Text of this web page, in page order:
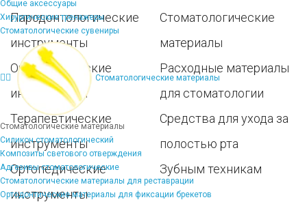
Общие аксессуары
Хирургические тренажеры
Стоматологические сувениры
Стоматологические материалы
Стоматологические материалы
Силикон стоматологический
Композиты светового отверждения
Адгезивы стоматологические
Стоматологические материалы для реставрации
Ортодонтические материалы для фиксации брекетов
Пародонтологические
инструменты
Ортодонтические
инструменты
Терапевтические
инструменты
Ортопедические
инструменты
Стоматологические
материалы
Расходные материалы
для стоматологии
Средства для ухода за
полостью рта
Зубным техникам